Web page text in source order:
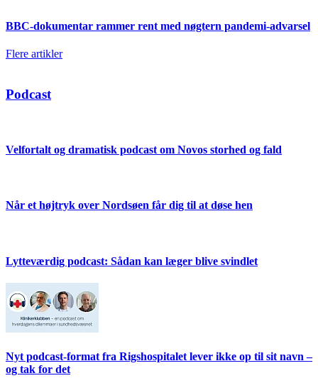
BBC-dokumentar rammer rent med nøgtern pandemi-advarsel
Flere artikler
Podcast
Velfortalt og dramatisk podcast om Novos storhed og fald
Når et højtryk over Nordsøen får dig til at døse hen
Lytteværdig podcast: Sådan kan læger blive svindlet
Nyt podcast-format fra Rigshospitalet lever ikke op til sit navn –
og tak for det